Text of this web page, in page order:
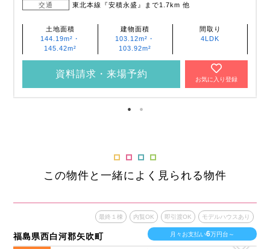
交通 東北本線『安積永盛』まで1.7km 他
土地面積
144.19m²・
145.42m²
建物面積
103.12m²・
103.92m²
間取り
4LDK
資料請求・来場予約
お気に入り登録
この物件と一緒によく見られる物件
福島県西白河郡矢吹町
最終１棟 内覧OK 即引渡OK モデルハウスあり
月々お支払い6万円台～